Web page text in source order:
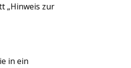
„Hinweis zur
in ein